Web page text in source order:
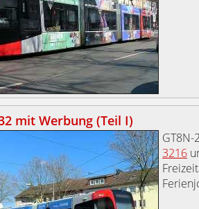
mit Werbung (Teil I)
3216